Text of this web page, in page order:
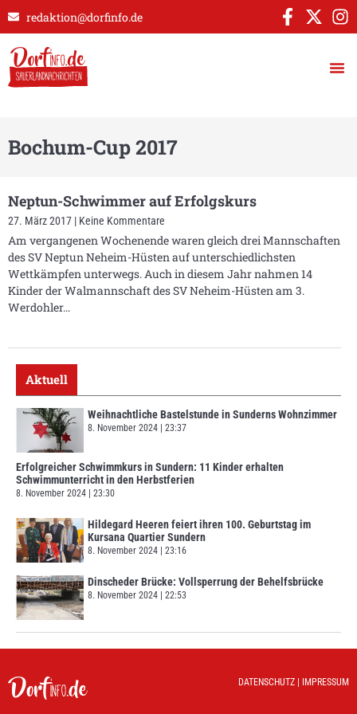
redaktion@dorfinfo.de
Bochum-Cup 2017
Neptun-Schwimmer auf Erfolgskurs
27. März 2017 Keine Kommentare
Am vergangenen Wochenende waren gleich drei Mannschaften
des SV Neptun Neheim-Hüsten auf unterschiedlichsten
Wettkämpfen unterwegs. Auch in diesem Jahr nahmen 14
Kinder der Walmannschaft des SV Neheim-Hüsten am 3.
Werdohler
Aktuell
Weihnachtliche Bastelstunde in Sunderns Wohnzimmer
8. November 2024 23:37
Erfolgreicher Schwimmkurs in Sundern: 11 Kinder erhalten
Schwimmunterricht in den Herbstferien
8. November 2024 23:30
Hildegard Heeren feiert ihren 100. Geburtstag im
Kursana Quartier Sundern
8. November 2024 23:16
Dinscheder Brücke: Vollsperrung der Behelfsbrücke
8. November 2024 22:53
DATENSCHUTZ IMPRESSUM